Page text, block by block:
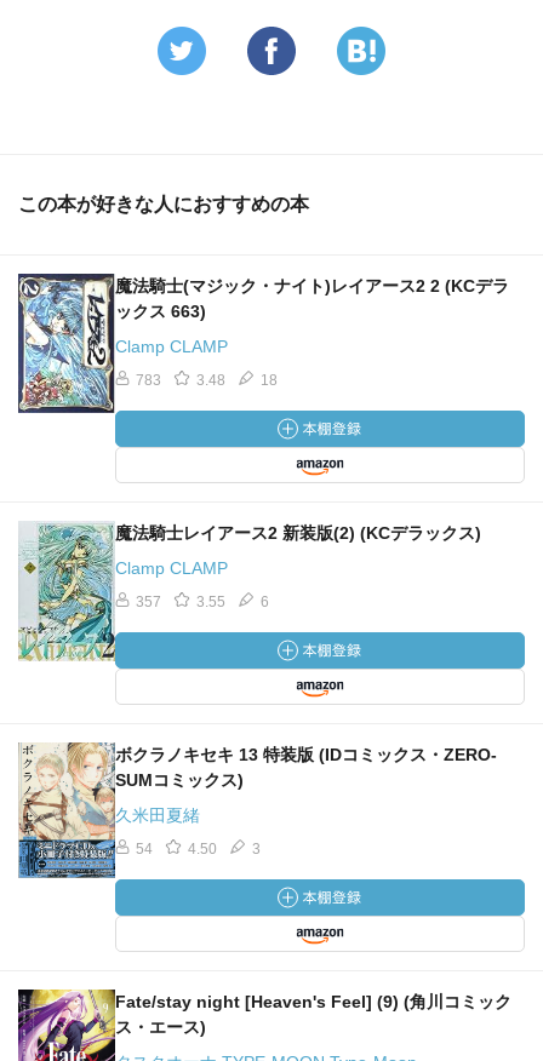
この本が好きな人におすすめの本
魔法騎士(マジック・ナイト)レイアース2 2 (KCデラ
ックス 663)
Clamp CLAMP
783 3.48 18
魔法騎士レイアース2 新装版(2) (KCデラックス)
Clamp CLAMP
357 3.55 6
ボクラノキセキ 13 特装版 (IDコミックス・ZERO-
SUMコミックス)
久米田夏緒
54 4.50 3
Fate/stay night [Heaven's Feel] (9) (角川コミック
ス・エース)